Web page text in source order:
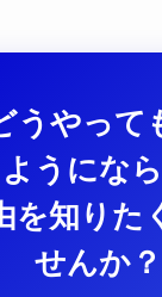
うやって
うになら
を知りた
せんか？